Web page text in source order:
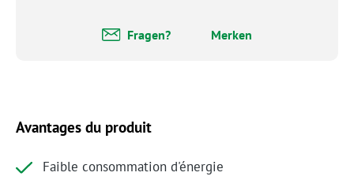
Fragen? Merken
Avantages du produit
Faible consommation d'énergie